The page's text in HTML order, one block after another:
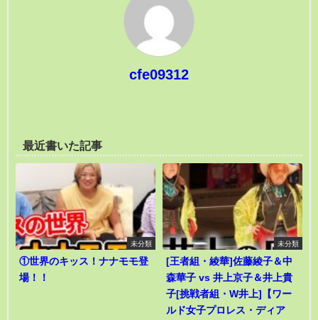
cfe09312
最近書いた記事
未分類
①世界のキッス！ナナモモ登
場！！
未分類
[王者組・綾華]佐藤綾子＆中
森華子 vs 井上京子＆井上貴
子[挑戦者組・W井上]【ワー
ルド女子プロレス・ディア